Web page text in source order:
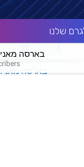
שלנו